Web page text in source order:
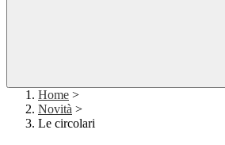
Home >
Novità >
Le circolari